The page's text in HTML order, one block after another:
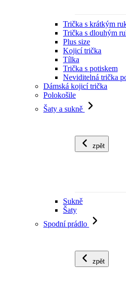
Trička s krátkým
Trička s dlouhým
Plus size
Kojicí trička
Tílka
Trička s potiskem
Neviditelná trička
Dámská kojicí trička
Polokošile
Šaty a sukně
zpět
Sukně
Šaty
Spodní prádlo
zpět